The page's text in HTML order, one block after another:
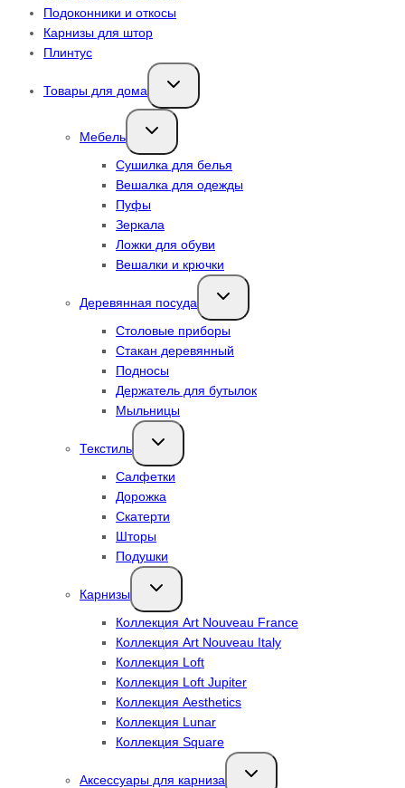
Подоконники и откосы
Карнизы для штор
Плинтус
Товары для дома
Переключить
дочернее
Мебель
Переключить
дочернее
Сушилка для белья
Вешалка для одежды
Пуфы
Зеркала
Ложки для обуви
Вешалки и крючки
Деревянная посуда
Переключить
дочернее
Столовые приборы
Стакан деревянный
Подносы
Держатель для бутылок
Мыльницы
Текстиль
Переключить
дочернее
Салфетки
Дорожка
Скатерти
Шторы
Подушки
Карнизы
Переключить
дочернее
Коллекция Art Nouveau France
Коллекция Art Nouveau Italy
Коллекция Loft
Коллекция Loft Jupiter
Коллекция Aesthetics
Коллекция Lunar
Коллекция Square
Аксессуары для карниза
Переключить
дочернее